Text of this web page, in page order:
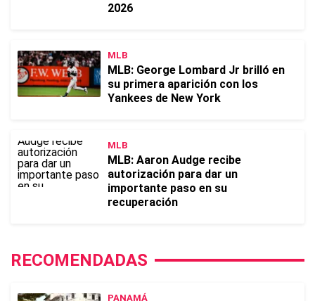
2026
MLB
MLB: George Lombard Jr brilló en
su primera aparición con los
Yankees de New York
MLB
MLB: Aaron Audge recibe
autorización para dar un
importante paso en su
recuperación
RECOMENDADAS
PANAMÁ